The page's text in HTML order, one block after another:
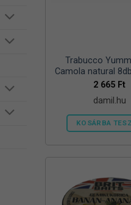
Trabucco
Camola natural
csali
2 665 Ft
damil.hu
KOSÁRBA